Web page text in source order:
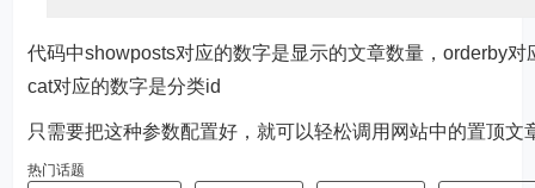
代码中showposts对应的数字是显示的文章数量，orderby
cat对应的数字是分类id
只需要把这种参数配置好，就可以轻松调用网站中的置顶文
热门话题